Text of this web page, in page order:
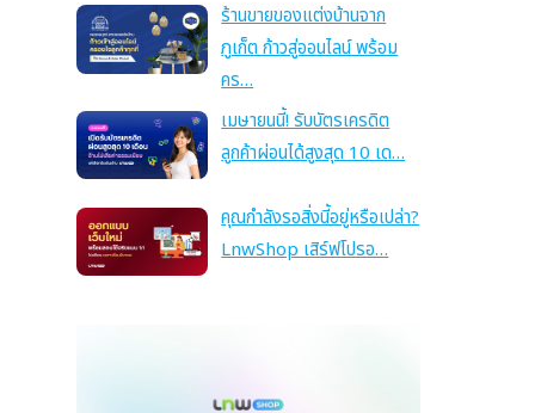
ร้านขายของแต่งบ้านจาก
ภูเก็ต ก้าวสู่ออนไลน์ พร้อม
คร…
เมษายนนี้! รับบัตรเครดิต
ลูกค้าผ่อนได้สูงสุด 10 เด…
คุณกำลังรอสิ่งนี้อยู่หรือเปล่า?
LnwShop เสิร์ฟโปรอ…